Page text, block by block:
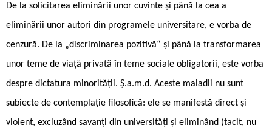
De la solicitarea eliminării unor cuvinte și până la cea a
eliminării unor autori din programele universitare, e vorba de
cenzură. De la „discriminarea pozitivă“ și până la transformarea
unor teme de viață privată în teme sociale obligatorii, este vorba
despre dictatura minorității. Ș.a.m.d. Aceste maladii nu sunt
subiecte de contemplație filosofică: ele se manifestă direct și
violent, excluzând savanți din universități și eliminând (tacit, nu